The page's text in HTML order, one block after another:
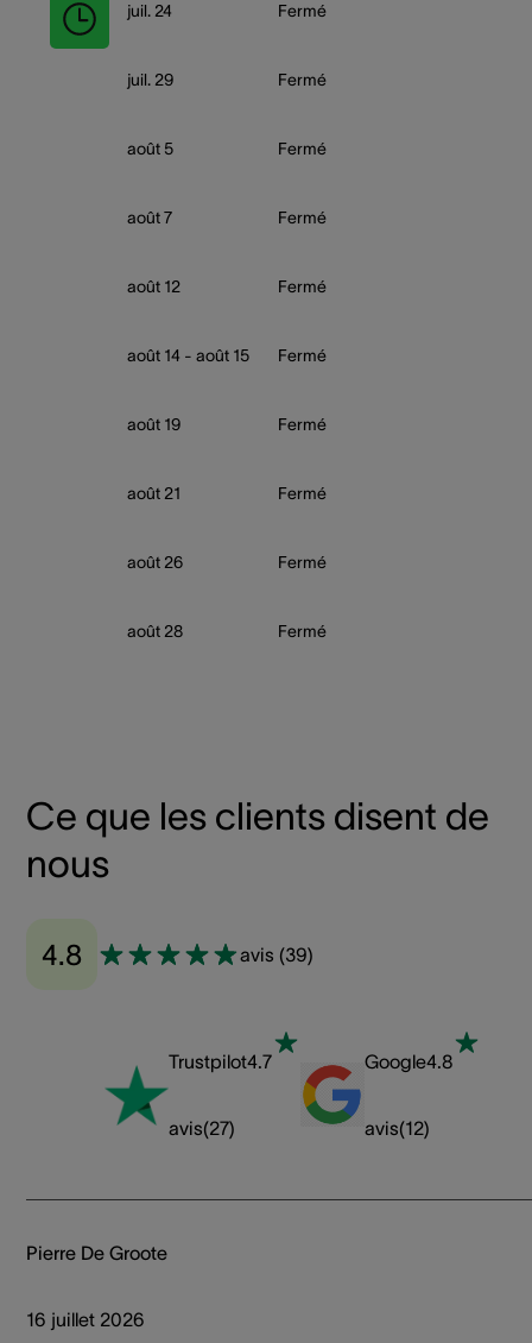
juil. 24 Fermé
juil. 29 Fermé
août 5 Fermé
août 7 Fermé
août 12 Fermé
août 14 - août 15 Fermé
août 19 Fermé
août 21 Fermé
août 26 Fermé
août 28 Fermé
Ce que les clients disent de
nous
4.8 avis (39)
Trustpilot4.7
avis(27)
Google4.8
avis(12)
Pierre De Groote
16 juillet 2026